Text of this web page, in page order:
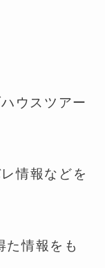
ウスツアー
情報などを
情報をも